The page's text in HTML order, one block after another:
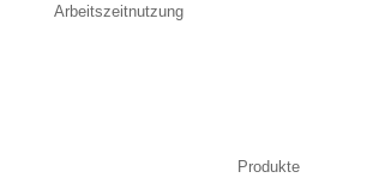
Arbeitszeitnutzung
Produkte